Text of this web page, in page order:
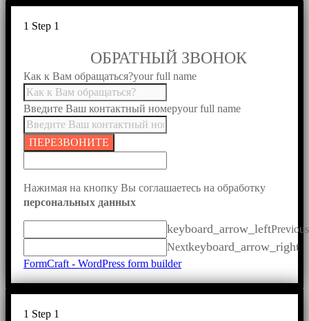
1 Step 1
ОБРАТНЫЙ ЗВОНОК
Как к Вам обращаться?your full name
Введите Ваш контактный номерyour full name
ПЕРЕЗВОНИТЕ
Нажимая на кнопку Вы соглашаетесь на обработку
персональных данных
keyboard_arrow_leftPrevious
Nextkeyboard_arrow_right
FormCraft - WordPress form builder
1 Step 1